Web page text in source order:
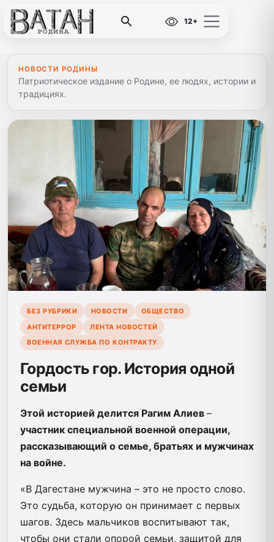
12+
НОВОСТИ РОДИНЫ
Патриотическое издание о Родине, ее людях, истории и
традициях.
БЕЗ РУБРИКИ НОВОСТИ
ОБЩЕСТВО
АНТИТЕРРОР
ЛЕНТА НОВОСТЕЙ
ВОЕННАЯ СЛУЖБА ПО КОНТРАКТУ
Гордость гор. История одной
семьи
Этой историей делится Рагим Алиев –
участник специальной военной операции,
рассказывающий о семье, братьях и мужчинах
на войне.
«В Дагестане мужчина – это не просто слово.
Это судьба, которую он принимает с первых
шагов. Здесь мальчиков воспитывают так,
чтобы они стали опорой семьи, защитой для